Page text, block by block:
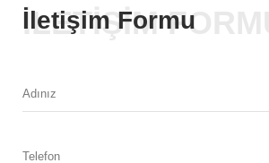
İLETIŞIM FORMU
İletişim Formu